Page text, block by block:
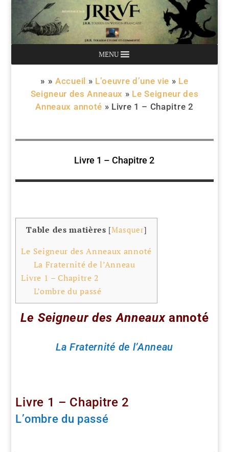
MENU
» » Accueil » L’oeuvre d’une vie » Le
Seigneur des Anneaux » Le Seigneur des
Anneaux annoté » Livre 1 – Chapitre 2
Livre 1 – Chapitre 2
Table des matières [Masquer]
Le Seigneur des Anneaux annoté
La Fraternité de l’Anneau
Livre 1 – Chapitre 2
L’ombre du passé
Le Seigneur des Anneauxannoté
La Fraternité de l’Anneau
Livre 1 – Chapitre 2
L’ombre du passé